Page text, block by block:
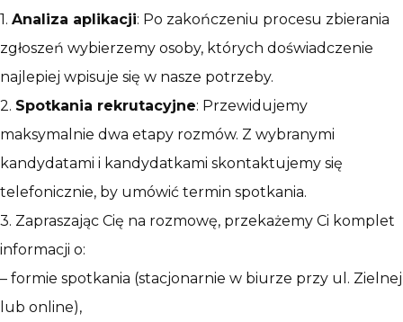
1. Analiza aplikacji: Po zakończeniu procesu zbierania
zgłoszeń wybierzemy osoby, których doświadczenie
najlepiej wpisuje się w nasze potrzeby.
2. Spotkania rekrutacyjne: Przewidujemy
maksymalnie dwa etapy rozmów. Z wybranymi
kandydatami i kandydatkami skontaktujemy się
telefonicznie, by umówić termin spotkania.
3. Zapraszając Cię na rozmowę, przekażemy Ci komplet
informacji o:
– formie spotkania (stacjonarnie w biurze przy ul. Zielnej
lub online),